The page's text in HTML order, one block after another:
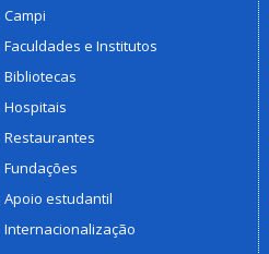
Campi
Faculdades e Institutos
Bibliotecas
Hospitais
Restaurantes
Fundações
Apoio estudantil
Internacionalização